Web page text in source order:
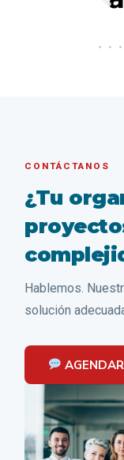
CONTÁCTANOS
¿Tu
Hablemos.
solución